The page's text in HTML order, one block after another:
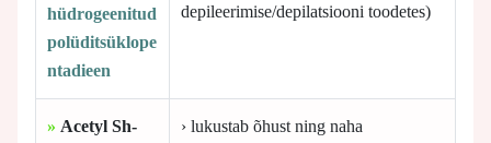
hüdrogeenitud
polüditsüklope
ntadieen
depileerimise/depilatsiooni toodetes)
» Acetyl Sh-
› lukustab õhust ning naha